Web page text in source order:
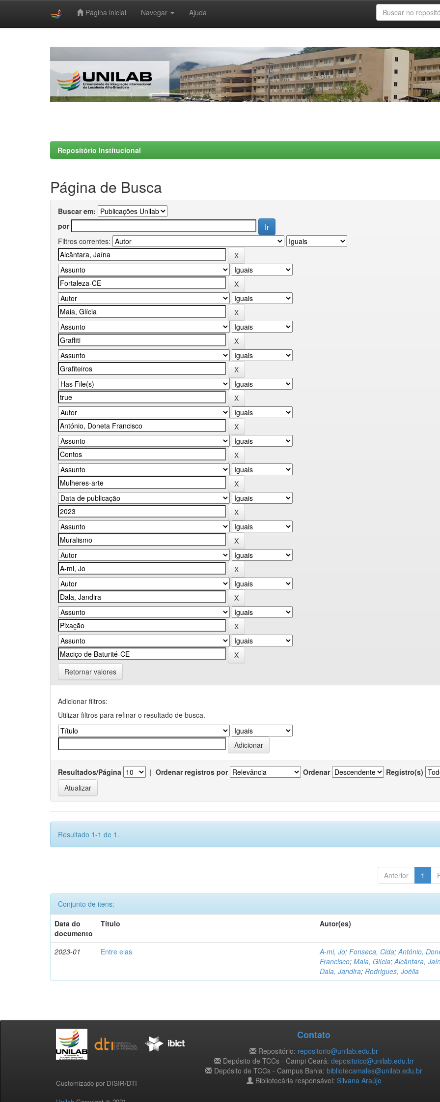
Página inicial Navegar Ajuda
Repositório Institucional
Página de Busca
Buscar em:
por
Filtros correntes:
Retornar valores
Adicionar filtros:
Utilizar filtros para refinar o resultado de busca.
Resultados/Página | Ordenar registros por Ordenar Registro(s)
Resultado 1-1 de 1.
Anterior 1
Conjunto de itens:
Data do
documento
Título Autor(es)
2023-01 Entre elas A-mi, Jo;Fonseca, Cida;António,
Francisco;Maia, Glícia;Alcântara,
Dala, Jandira;Rodrigues, Joélia
Customizado por DISIR/DTI
Contato
Repositório: repositorio@unilab.edu.br
Depósito de TCCs - Campi Ceará: depositotcc@unilab.edu.br
Depósito de TCCs - Campus Bahia: bibliotecamales@unilab.edu.br
Bibliotecária responsável: Silvana Araújo